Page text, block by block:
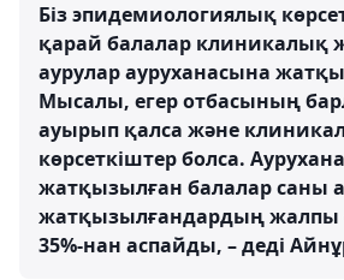
Біз эпидемиологиялық
қарай балалар клиникалық
аурулар ауруханасына
Мысалы, егер отбасының
ауырып қалса және
көрсеткіштер болса.
жатқызылған балалар саны
жатқызылғандардың жалпы
35%-нан аспайды, – деді